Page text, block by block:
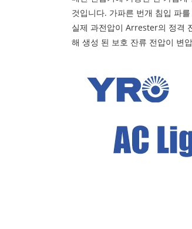
것입니다. 가파른 번개 침입 파
실제 과전압이 Arrester의 정격
해 생성 된 보호 잔류 전압이 변